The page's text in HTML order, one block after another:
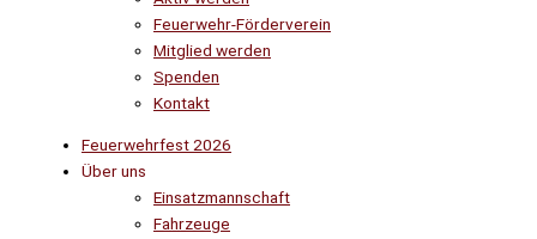
Feuerwehr-Förderverein
Mitglied werden
Spenden
Kontakt
Feuerwehrfest 2026
Über uns
Einsatzmannschaft
Fahrzeuge